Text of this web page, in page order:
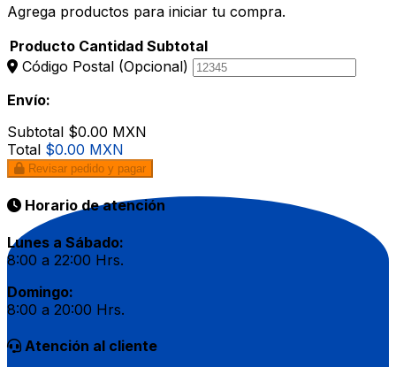
Agrega productos para iniciar tu compra.
Producto Cantidad Subtotal
Código Postal (Opcional)
Envío:
Subtotal $0.00 MXN
Total $0.00 MXN
Revisar pedido y pagar
Horario de atención
Lunes a Sábado:
8:00 a 22:00 Hrs.
Domingo:
8:00 a 20:00 Hrs.
Atención al cliente